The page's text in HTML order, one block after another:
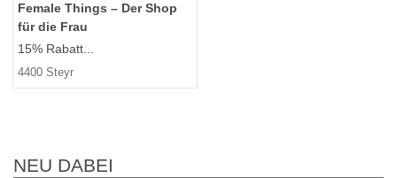
Female Things – Der Shop
für die Frau
15% Rabatt...
4400 Steyr
NEU DABEI